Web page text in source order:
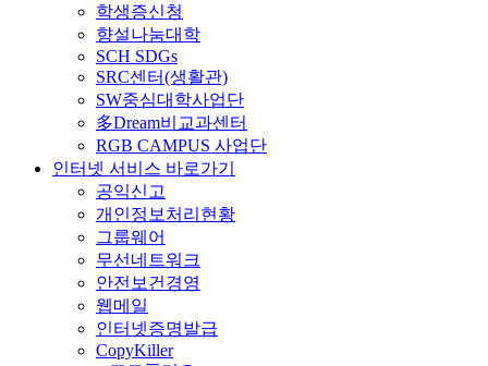
학생증신청
향설나눔대학
SCH SDGs
SRC센터(생활관)
SW중심대학사업단
多Dream비교과센터
RGB CAMPUS 사업단
인터넷 서비스 바로가기
공익신고
개인정보처리현황
그룹웨어
무선네트워크
안전보건경영
웹메일
인터넷증명발급
CopyKiller